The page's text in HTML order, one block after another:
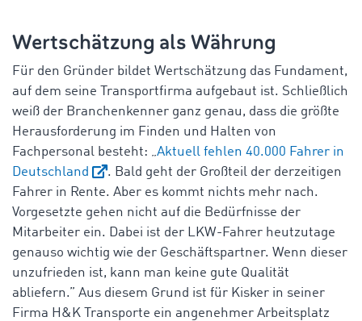
Wertschätzung als Währung
Für den Gründer bildet Wertschätzung das Fundament,
auf dem seine Transportfirma aufgebaut ist. Schließlich
weiß der Branchenkenner ganz genau, dass die größte
Herausforderung im Finden und Halten von
Fachpersonal besteht: „Aktuell fehlen 40.000 Fahrer in
Deutschland
. Bald geht der Großteil der derzeitigen
Fahrer in Rente. Aber es kommt nichts mehr nach.
Vorgesetzte gehen nicht auf die Bedürfnisse der
Mitarbeiter ein. Dabei ist der LKW-Fahrer heutzutage
genauso wichtig wie der Geschäftspartner. Wenn dieser
unzufrieden ist, kann man keine gute Qualität
abliefern.” Aus diesem Grund ist für Kisker in seiner
Firma H&K Transporte ein angenehmer Arbeitsplatz